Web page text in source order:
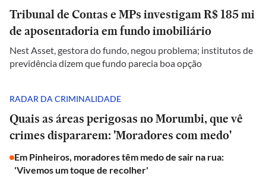
Tribunal de Contas e MPs investigam R$ 185 mi
de aposentadoria em fundo imobiliário
Nest Asset, gestora do fundo, negou problema; institutos de
previdência dizem que fundo parecia boa opção
RADAR DA CRIMINALIDADE
Quais as áreas perigosas no Morumbi, que vê
crimes dispararem: 'Moradores com medo'
Em Pinheiros, moradores têm medo de sair na rua:
'Vivemos um toque de recolher'